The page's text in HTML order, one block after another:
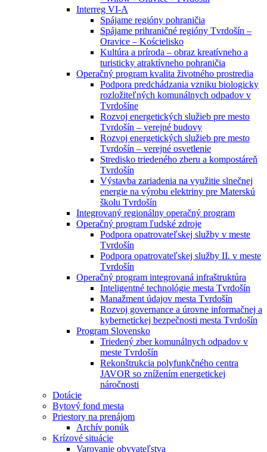
Interreg VI-A
Spájame regióny pohraničia
Spájame prihraničné regióny Tvrdošín –
Oravice – Kościelisko
Kultúra a príroda – obraz kreatívneho a
turisticky atraktívneho pohraničia
Operačný program kvalita životného prostredia
Podpora predchádzania vzniku biologicky
rozložiteľných komunálnych odpadov v
Tvrdošíne
Rozvoj energetických služieb pre mesto
Tvrdošín – verejné budovy
Rozvoj energetických služieb pre mesto
Tvrdošín – verejné osvetlenie
Stredisko triedeného zberu a kompostáreň
Tvrdošín
Výstavba zariadenia na využitie slnečnej
energie na výrobu elektriny pre Materskú
školu Tvrdošín
Integrovaný regionálny operačný program
Operačný program ľudské zdroje
Podpora opatrovateľskej služby v meste
Tvrdošín
Podpora opatrovateľskej služby II. v meste
Tvrdošín
Operačný program integrovaná infraštruktúra
Inteligentné technológie mesta Tvrdošín
Manažment údajov mesta Tvrdošín
Rozvoj governance a úrovne informačnej a
kybernetickej bezpečnosti mesta Tvrdošín
Program Slovensko
Triedený zber komunálnych odpadov v
meste Tvrdošín
Rekonštrukcia polyfunkčného centra
JAVOR so znížením energetickej
náročnosti
Dotácie
Bytový fond mesta
Priestory na prenájom
Archív ponúk
Krízové situácie
Varovanie obyvateľstva